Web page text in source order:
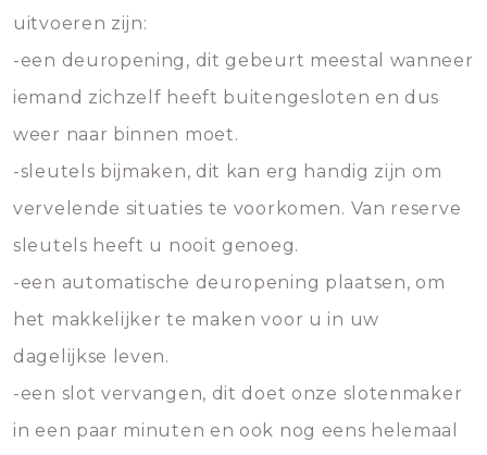
uitvoeren zijn:
-een deuropening, dit gebeurt meestal wanneer
iemand zichzelf heeft buitengesloten en dus
weer naar binnen moet.
-sleutels bijmaken, dit kan erg handig zijn om
vervelende situaties te voorkomen. Van reserve
sleutels heeft u nooit genoeg.
-een automatische deuropening plaatsen, om
het makkelijker te maken voor u in uw
dagelijkse leven.
-een slot vervangen, dit doet onze slotenmaker
in een paar minuten en ook nog eens helemaal